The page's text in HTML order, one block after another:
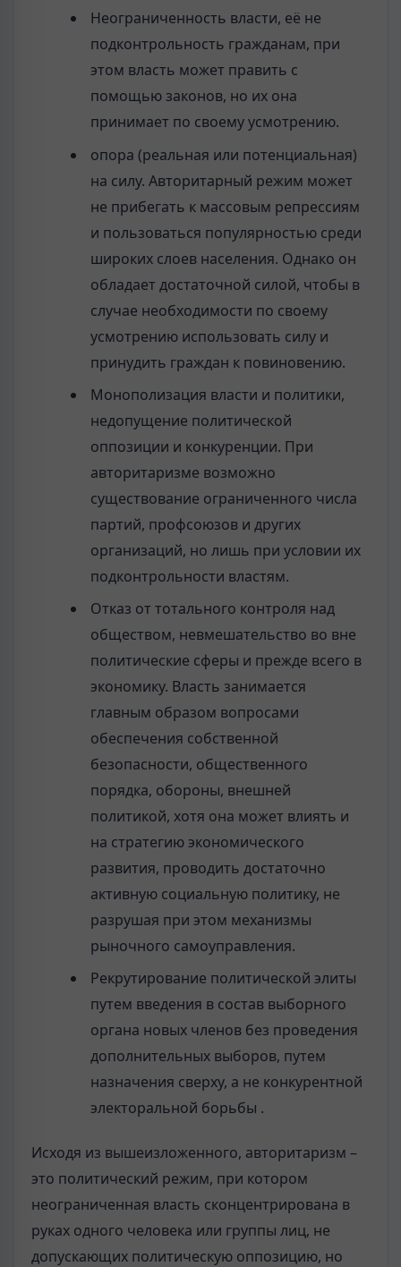
Неограниченность власти, её не
подконтрольность гражданам, при
этом власть может править с
помощью законов, но их она
принимает по своему усмотрению.
опора (реальная или потенциальная)
на силу. Авторитарный режим может
не прибегать к массовым репрессиям
и пользоваться популярностью среди
широких слоев населения. Однако он
обладает достаточной силой, чтобы в
случае необходимости по своему
усмотрению использовать силу и
принудить граждан к повиновению.
Монополизация власти и политики,
недопущение политической
оппозиции и конкуренции. При
авторитаризме возможно
существование ограниченного числа
партий, профсоюзов и других
организаций, но лишь при условии их
подконтрольности властям.
Отказ от тотального контроля над
обществом, невмешательство во вне
политические сферы и прежде всего в
экономику. Власть занимается
главным образом вопросами
обеспечения собственной
безопасности, общественного
порядка, обороны, внешней
политикой, хотя она может влиять и
на стратегию экономического
развития, проводить достаточно
активную социальную политику, не
разрушая при этом механизмы
рыночного самоуправления.
Рекрутирование политической элиты
путем введения в состав выборного
органа новых членов без проведения
дополнительных выборов, путем
назначения сверху, а не конкурентной
электоральной борьбы .
Исходя из вышеизложенного, авторитаризм –
это политический режим, при котором
неограниченная власть сконцентрирована в
руках одного человека или группы лиц, не
допускающих политическую оппозицию, но